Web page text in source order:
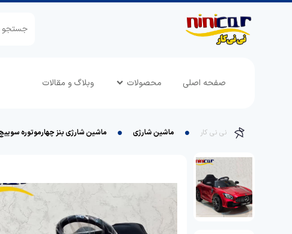
صفحه اصلی محصولات وبلاگ و مقالات
نی نی کار ماشین شارژی ماشین شارژی بنز چهارموتوره